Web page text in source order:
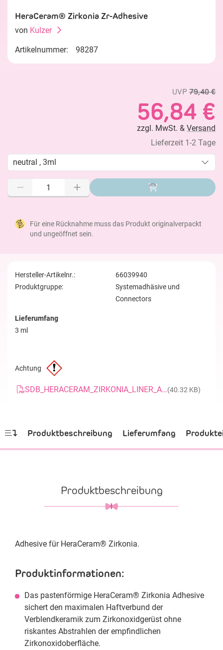
HeraCeram® Zirkonia Zr-Adhesive
von Kulzer
Artikelnummer: 98287
UVP 79,40 €
56,84 €
zzgl. MwSt. & Versand
Lieferzeit 1-2 Tage
neutral , 3ml
Für eine Rücknahme muss das Produkt originalverpackt
und ungeöffnet sein.
Hersteller-Artikelnr.:
66039940
Produktgruppe:
Systemadhäsive und
Connectors
Lieferumfang
3 ml
Achtung
SDB_HERACERAM_ZIRKONIA_LINER_ADHESIVE_20170603_DE(40.32 KB)
Produktbeschreibung Lieferumfang
Produktbeschreibung
Adhesive für HeraCeram® Zirkonia.
Produktinformationen:
Das pastenförmige HeraCeram® Zirkonia Adhesive
sichert den maximalen Haftverbund der
Verblendkeramik zum Zirkonoxidgerüst ohne
riskantes Abstrahlen der empfindlichen
Zirkonoxidoberfläche.